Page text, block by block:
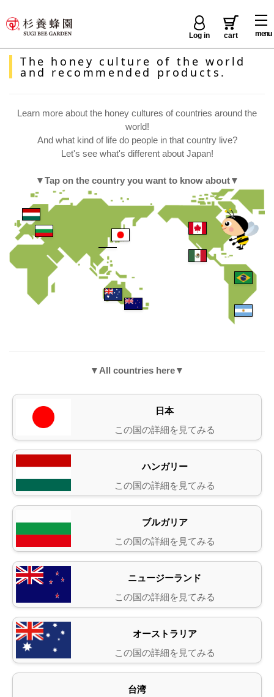
menu
Log in cart
The honey culture of the world
and recommended products.
Learn more about the honey cultures of countries around the
world!
And what kind of life do people in that country live?
Let's see what's different about Japan!
▼Tap on the country you want to know about▼
▼All countries here▼
日本
この国の詳細を見てみる
ハンガリー
この国の詳細を見てみる
ブルガリア
この国の詳細を見てみる
ニュージーランド
この国の詳細を見てみる
オーストラリア
この国の詳細を見てみる
台湾